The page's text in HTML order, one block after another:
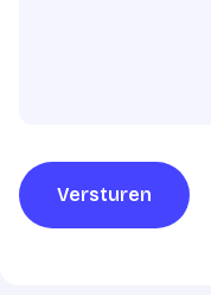
Versturen